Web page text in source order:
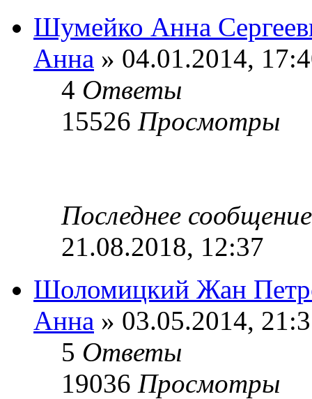
Шумейко Анна
Анна » 04.01.2014,
4 Ответы
15526 Просмотры
Последнее
21.08.2018, 12:37
Шоломицкий Жан
Анна » 03.05.2014,
5 Ответы
19036 Просмотры